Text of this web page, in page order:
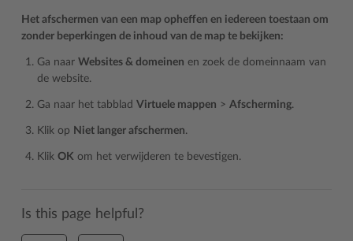
Het afschermen van een map opheffen en iedereen toestaan om
zonder beperkingen de inhoud van de map te bekijken:
Ga naar Websites & domeinen en zoek de domeinnaam van
de website.
Ga naar het tabblad Virtuele mappen > Afscherming.
Klik op Niet langer afschermen.
Klik OK om het verwijderen te bevestigen.
Is this page helpful?